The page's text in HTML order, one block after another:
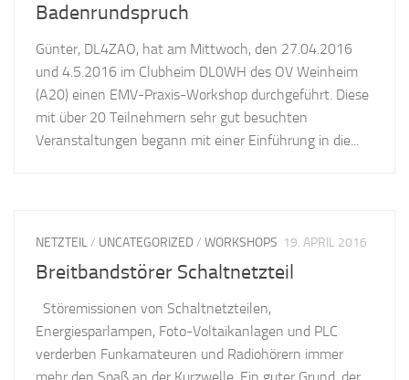
Badenrundspruch
Günter, DL4ZAO, hat am Mittwoch, den 27.04.2016
und 4.5.2016 im Clubheim DL0WH des OV Weinheim
(A20) einen EMV-Praxis-Workshop durchgeführt. Diese
mit über 20 Teilnehmern sehr gut besuchten
Veranstaltungen begann mit einer Einführung in die...
NETZTEIL/ UNCATEGORIZED/ WORKSHOPS 19. APRIL 2016
Breitbandstörer Schaltnetzteil
Störemissionen von Schaltnetzteilen,
Energiesparlampen, Foto-Voltaikanlagen und PLC
verderben Funkamateuren und Radiohörern immer